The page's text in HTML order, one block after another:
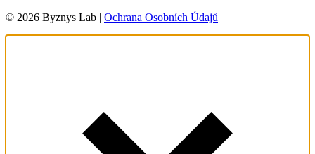
© 2026 Byznys Lab | Ochrana Osobních Údajů